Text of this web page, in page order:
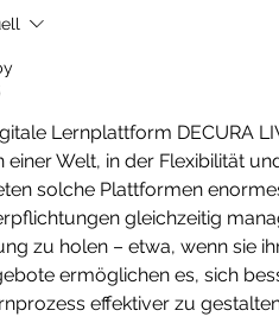
die neue
für ihr
Lernplattform DECURA
einer Welt, in der Flexibilität
solche Plattformen
gleichzeitig
zu holen – etwa, wenn sie
ermöglichen es, sich
effektiver zu